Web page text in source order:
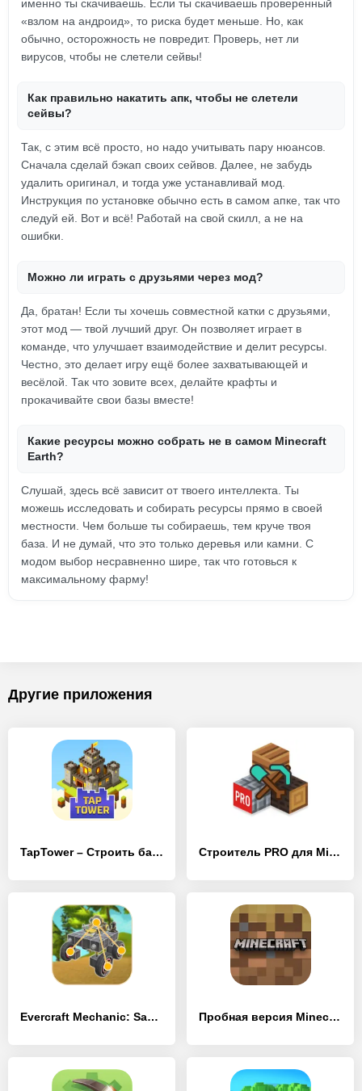
именно ты скачиваешь. Если ты скачиваешь проверенный
«взлом на андроид», то риска будет меньше. Но, как
обычно, осторожность не повредит. Проверь, нет ли
вирусов, чтобы не слетели сейвы!
Как правильно накатить апк, чтобы не слетели
сейвы?
Так, с этим всё просто, но надо учитывать пару нюансов.
Сначала сделай бэкап своих сейвов. Далее, не забудь
удалить оригинал, и тогда уже устанавливай мод.
Инструкция по установке обычно есть в самом апке, так что
следуй ей. Вот и всё! Работай на свой скилл, а не на
ошибки.
Можно ли играть с друзьями через мод?
Да, братан! Если ты хочешь совместной катки с друзьями,
этот мод — твой лучший друг. Он позволяет играет в
команде, что улучшает взаимодействие и делит ресурсы.
Честно, это делает игру ещё более захватывающей и
весёлой. Так что зовите всех, делайте крафты и
прокачивайте свои базы вместе!
Какие ресурсы можно собрать не в самом Minecraft
Earth?
Слушай, здесь всё зависит от твоего интеллекта. Ты
можешь исследовать и собирать ресурсы прямо в своей
местности. Чем больше ты собираешь, тем круче твоя
база. И не думай, что это только деревья или камни. С
модом выбор несравненно шире, так что готовься к
максимальному фарму!
Другие приложения
TapTower – Строить башню из блоков Строитель PRO для Minecraft PE
Evercraft Mechanic: Sandbox Пробная версия Minecraft